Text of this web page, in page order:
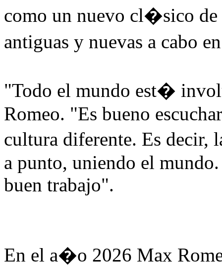
como un nuevo cl�sico de
antiguas y nuevas a cabo
"Todo el mundo est�
Romeo. "Es bueno
cultura diferente. Es
a punto, uniendo el
buen trabajo".
En el a�o 2026 Max